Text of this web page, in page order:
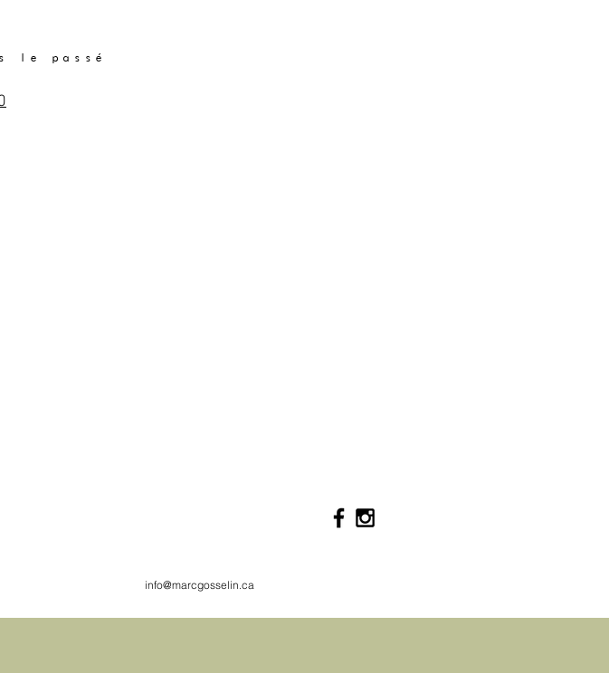
le passé
info@marcgosselin.ca